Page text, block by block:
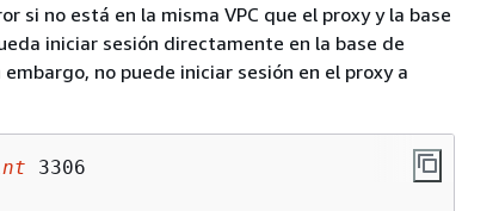
si no está en la misma VPC que el proxy y la base
iniciar sesión directamente en la base de
no puede iniciar sesión en el proxy a
3306